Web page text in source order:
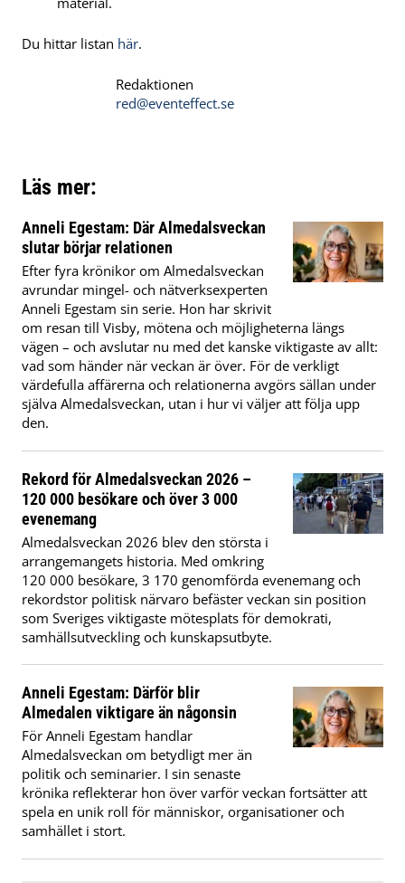
Du hittar listan här.
Redaktionen
red@eventeffect.se
Läs mer:
Anneli Egestam: Där Almedalsveckan
slutar börjar relationen
Efter fyra krönikor om Almedalsveckan
avrundar mingel- och nätverksexperten
Anneli Egestam sin serie. Hon har skrivit
om resan till Visby, mötena och möjligheterna längs
vägen – och avslutar nu med det kanske viktigaste av allt:
vad som händer när veckan är över. För de verkligt
värdefulla affärerna och relationerna avgörs sällan under
själva Almedalsveckan, utan i hur vi väljer att följa upp
den.
Rekord för Almedalsveckan 2026 –
120 000 besökare och över 3 000
evenemang
Almedalsveckan 2026 blev den största i
arrangemangets historia. Med omkring
120 000 besökare, 3 170 genomförda evenemang och
rekordstor politisk närvaro befäster veckan sin position
som Sveriges viktigaste mötesplats för demokrati,
samhällsutveckling och kunskapsutbyte.
Anneli Egestam: Därför blir
Almedalen viktigare än någonsin
För Anneli Egestam handlar
Almedalsveckan om betydligt mer än
politik och seminarier. I sin senaste
krönika reflekterar hon över varför veckan fortsätter att
spela en unik roll för människor, organisationer och
samhället i stort.